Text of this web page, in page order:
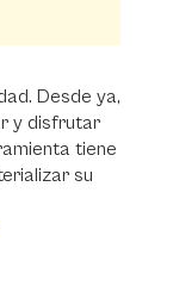
Desde ya,
y disfrutar
tiene
su